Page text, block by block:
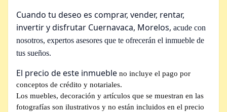
Cuando tu deseo es comprar, vender, rentar,
invertir y disfrutar Cuernavaca, Morelos, acude con
nosotros, expertos asesores que te ofrecerán el inmueble de
tus sueños.
El precio de este inmueble no incluye el pago por
conceptos de crédito y notariales.
Los muebles, decoración y artículos que se muestran en las
fotografías son ilustrativos y no están incluidos en el precio